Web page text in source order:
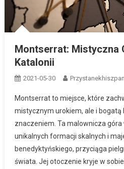
Montserrat: Mistyczna
Katalonii
2021-05-30
Montserrat to miejsce, które
mistycznym urokiem, ale i
znaczeniem. Ta malownicza góra
unikalnych formacji skalnych i
benedyktyńskiego, przyciąga
świata. Jej otoczenie kryje w